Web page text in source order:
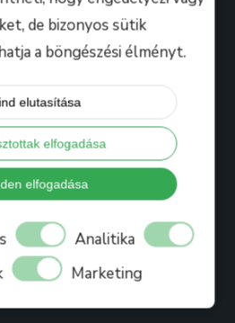
de bizonyos sütik
a böngészési élményt.
elutasítása
elfogadása
elfogadása
Analitika
Marketing